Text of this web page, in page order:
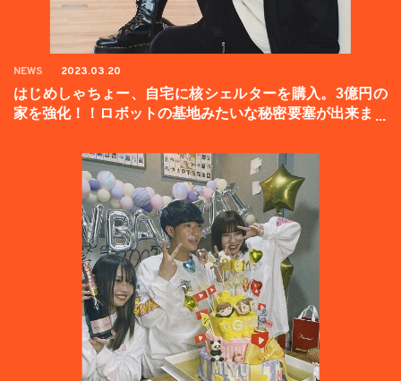
NEWS 2023.03.20
はじめしゃちょー、自宅に核シェルターを購入。3億円の
家を強化！！ロボットの基地みたいな秘密要塞が出来まし